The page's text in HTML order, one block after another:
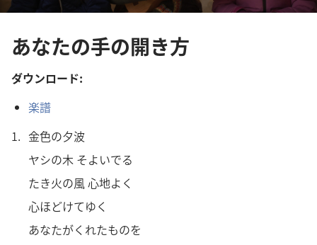
あなたの手の開き方
ダウンロード:
楽譜
1. 金色の夕波
ヤシの木 そよいでる
たき火の風心地よく
心ほどけてゆく
あなたがくれたものを